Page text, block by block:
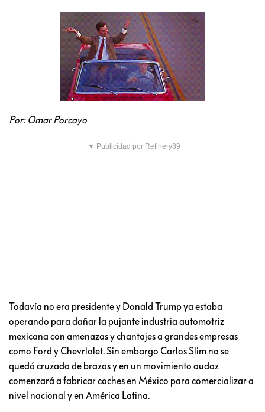
Por: Omar Porcayo
▼ Publicidad por Refinery89
Todavía no era presidente y Donald Trump ya estaba
operando para dañar la pujante industria automotriz
mexicana con amenazas y chantajes a grandes empresas
como Ford y Chevrlolet. Sin embargo Carlos Slim no se
quedó cruzado de brazos y en un movimiento audaz
comenzará a fabricar coches en México para comercializar a
nivel nacional y en América Latina.